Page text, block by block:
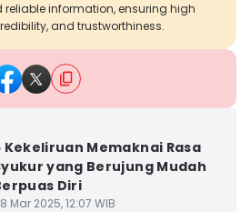
information, ensuring high
and trustworthiness.
Kekeliruan Memaknai Rasa
yang Berujung Mudah
Diri
Mar 2025, 12:07 WIB